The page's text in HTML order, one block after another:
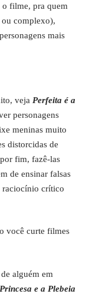
o filme, pra quem
ou complexo),
mais
veja Perfeita é a
personagens
meninas muito
distorcidas de
fim, fazê-las
de ensinar falsas
raciocínio crítico
você curte filmes
alguém em
e a Plebeia